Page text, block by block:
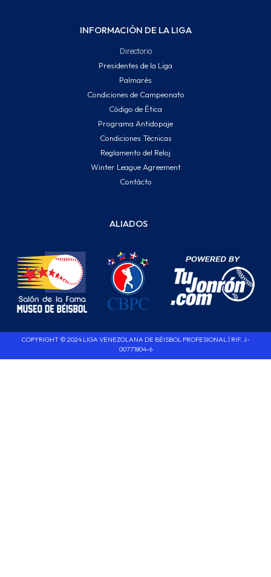
INFORMACIÓN DE LA LIGA
Directorio
Presidentes de la Liga
Palmarés
Condiciones de Campeonato
Código de Ética
Programa Antidopaje
Condiciones Técnicas
Reglamento del Reloj
Winter League Agreement
Contácto
ALIADOS
COPYRIGHT © 2024 LIGA VENEZOLANA DE BÉISBOL PROFESIONAL | RIF. J-
00771804-6